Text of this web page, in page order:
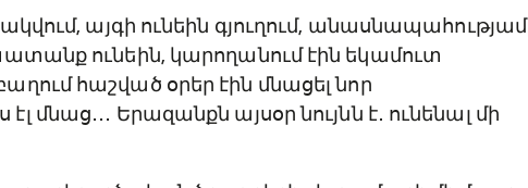
այգի ունեին գյուղում, անասնապահությամբ
ունեին, կարողանում էին եկամուտ
հաշված օրեր էին մնացել նոր